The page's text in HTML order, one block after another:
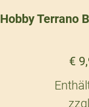
Hobby Terrano
€